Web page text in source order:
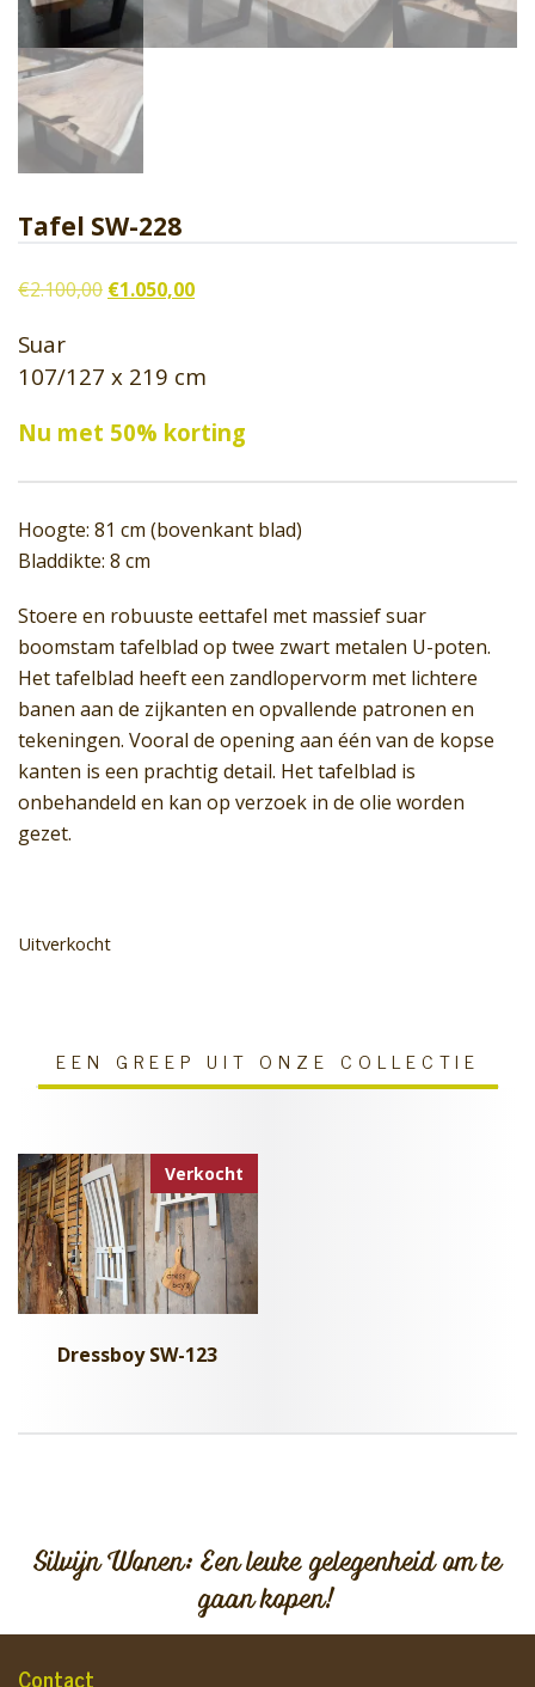
Tafel SW-228
€2.100,00 Oorspronkelijke
€2.100,00.
€1.050,00Huidige
€1.050,00.
Suar
107/127 x 219 cm
Nu met 50% korting
Hoogte: 81 cm (bovenkant blad)
Bladdikte: 8 cm
Stoere en robuuste eettafel met massief suar
boomstam tafelblad op twee zwart metalen U-poten.
Het tafelblad heeft een zandlopervorm met lichtere
banen aan de zijkanten en opvallende patronen en
tekeningen. Vooral de opening aan één van de kopse
kanten is een prachtig detail. Het tafelblad is
onbehandeld en kan op verzoek in de olie worden
gezet.
Uitverkocht
EEN GREEP UIT ONZE COLLECTIE
Verkocht
Dressboy SW-123
Silvijn Wonen: Een leuke gelegenheid om te
gaan kopen!
Contact